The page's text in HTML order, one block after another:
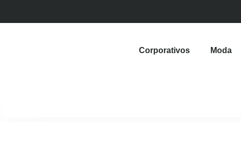
Corporativos Moda